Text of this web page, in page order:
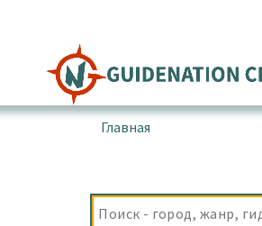
содержимому
Главная